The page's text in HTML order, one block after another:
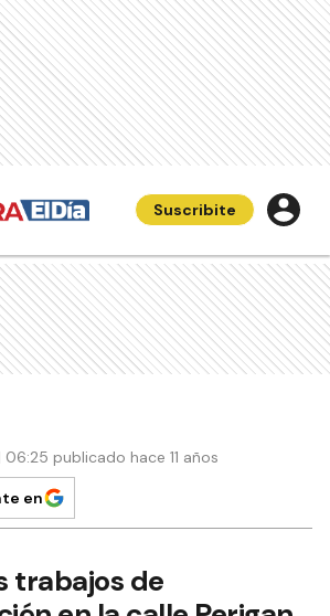
Suscribite
06:25 publicado hace 11 años
en
trabajos de